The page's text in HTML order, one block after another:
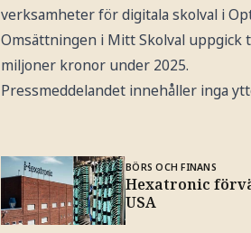
verksamheter för digitala skolval i
Omsättningen i Mitt Skolval uppgick
miljoner kronor under 2025.
Pressmeddelandet innehåller inga
BÖRS OCH FINANS
Hexatronic
USA